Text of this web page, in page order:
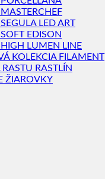
LED ART
EDISON
HIGH LUMEN LINE
KOLEKCIA FILAMENT
RASTLÍN
ŽIAROVKY